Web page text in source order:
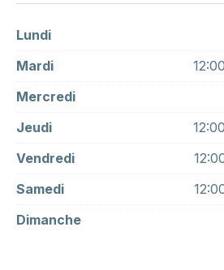
Lundi
Mardi
Mercredi
Jeudi
Vendredi
Samedi
Dimanche